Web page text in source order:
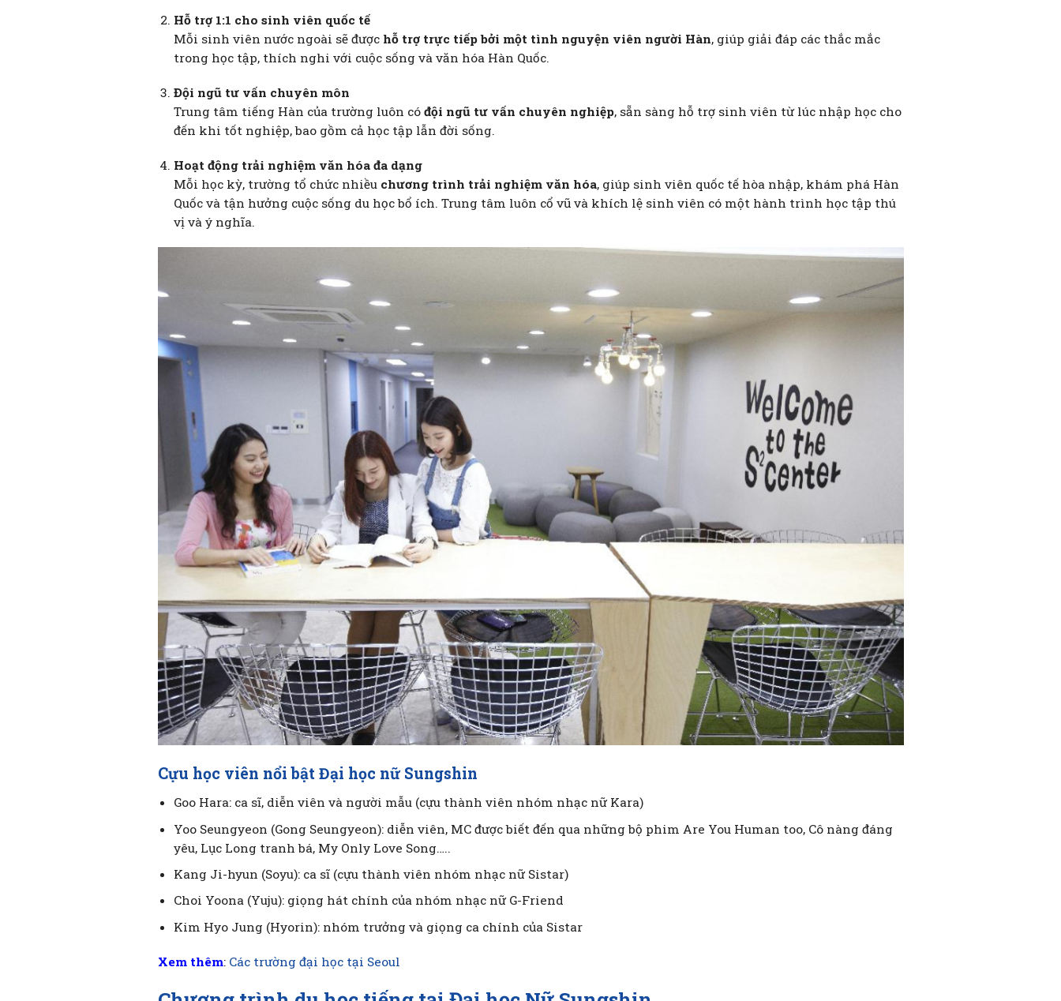
Hỗ trợ 1:1 cho sinh viên quốc tế
Mỗi sinh viên nước ngoài sẽ được hỗ trợ trực tiếp bởi một tình nguyện viên người Hàn, giúp giải đáp các thắc mắc
trong học tập, thích nghi với cuộc sống và văn hóa Hàn Quốc.
Đội ngũ tư vấn chuyên môn
Trung tâm tiếng Hàn của trường luôn có đội ngũ tư vấn chuyên nghiệp, sẵn sàng hỗ trợ sinh viên từ lúc nhập học cho
đến khi tốt nghiệp, bao gồm cả học tập lẫn đời sống.
Hoạt động trải nghiệm văn hóa đa dạng
Mỗi học kỳ, trường tổ chức nhiều chương trình trải nghiệm văn hóa, giúp sinh viên quốc tế hòa nhập, khám phá Hàn
Quốc và tận hưởng cuộc sống du học bổ ích. Trung tâm luôn cổ vũ và khích lệ sinh viên có một hành trình học tập thú
vị và ý nghĩa.
Cựu học viên nổi bật Đại học nữ Sungshin
Goo Hara: ca sĩ, diễn viên và người mẫu (cựu thành viên nhóm nhạc nữ Kara)
Yoo Seungyeon (Gong Seungyeon): diễn viên, MC được biết đến qua những bộ phim Are You Human too, Cô nàng đáng
yêu, Lục Long tranh bá, My Only Love Song…..
Kang Ji-hyun (Soyu): ca sĩ (cựu thành viên nhóm nhạc nữ Sistar)
Choi Yoona (Yuju): giọng hát chính của nhóm nhạc nữ G-Friend
Kim Hyo Jung (Hyorin): nhóm trưởng và giọng ca chính của Sistar
Xem thêm: Các trường đại học tại Seoul